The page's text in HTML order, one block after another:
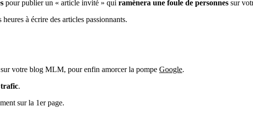
pour publier un « article invité » qui ramènera une foule de personnes sur
à écrire des articles passionnants.
sur votre blog MLM, pour enfin amorcer la pompe Google.
trafic.
sur la 1er page.